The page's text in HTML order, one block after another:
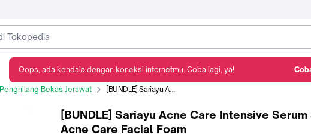
Penghilang Bekas Jerawat [BUNDLE] Sariayu Acne Care Intensive Serum & Acne Care Facial Foam
[BUNDLE] Sariayu Acne Care Intensive Serum
Acne Care Facial Foam
Oops, ada kendala dengan koneksi internetmu. Coba lagi, ya!